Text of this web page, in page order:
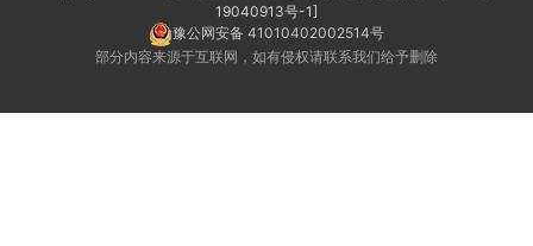
19040913号-1]
豫公网安备 41010402002514号
部分内容来源于互联网，如有侵权请联系我们给予删除